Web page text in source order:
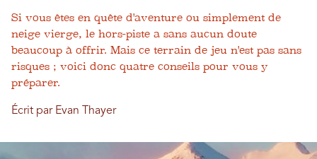
Si vous êtes en quête d'aventure ou simplement de
neige vierge, le hors-piste a sans aucun doute
beaucoup à offrir. Mais ce terrain de jeu n'est pas sans
risques ; voici donc quatre conseils pour vous y
préparer.
Écrit par Evan Thayer